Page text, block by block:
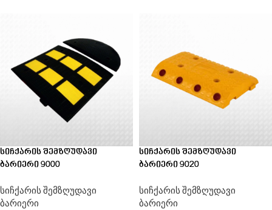
სიჩქარის შემზღუდავი
ბარიერი 9000
სიჩქარის შემზღუდავი
ბარიერი
სიჩქარის შემზღუდავი
ბარიერი 9020
სიჩქარის შემზღუდავი
ბარიერი